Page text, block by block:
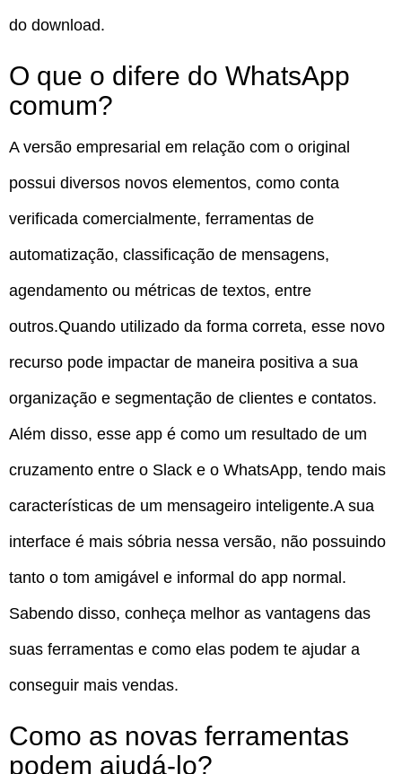
do download.
O que o difere do WhatsApp
comum?
A versão empresarial em relação com o original
possui diversos novos elementos, como conta
verificada comercialmente, ferramentas de
automatização, classificação de mensagens,
agendamento ou métricas de textos, entre
outros.Quando utilizado da forma correta, esse novo
recurso pode impactar de maneira positiva a sua
organização e segmentação de clientes e contatos.
Além disso, esse app é como um resultado de um
cruzamento entre o Slack e o WhatsApp, tendo mais
características de um mensageiro inteligente.A sua
interface é mais sóbria nessa versão, não possuindo
tanto o tom amigável e informal do app normal.
Sabendo disso, conheça melhor as vantagens das
suas ferramentas e como elas podem te ajudar a
conseguir mais vendas.
Como as novas ferramentas
podem ajudá-lo?